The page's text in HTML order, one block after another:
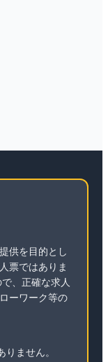
供を目的とし
票ではありま
、正確な求人
ーワーク等の
りません。